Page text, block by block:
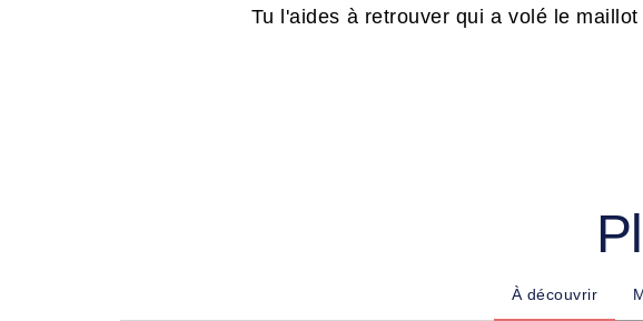
Tu l'aides à retrouver qui a volé le
À découvrir